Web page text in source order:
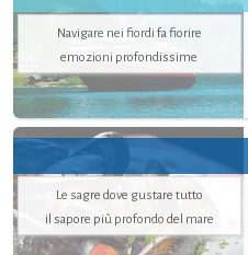
Navigare nei fiordi fa fiorire
emozioni profondissime
Le sagre dove gustare tutto
il sapore più profondo del mare